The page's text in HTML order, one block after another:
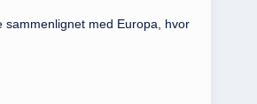
sammenlignet med Europa, hvor